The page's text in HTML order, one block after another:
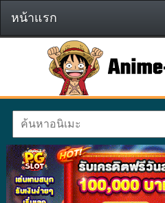
หน้าแรก